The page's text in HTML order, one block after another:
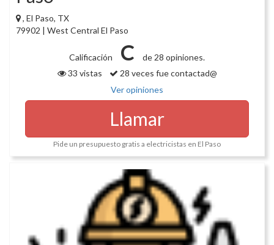
, El Paso, TX
79902 | West Central El Paso
Calificación C
de 28 opiniones.
33 vistas
28 veces fue contactad@
Ver opiniones
Llamar
Pide un presupuesto gratis a electricistas en El Paso